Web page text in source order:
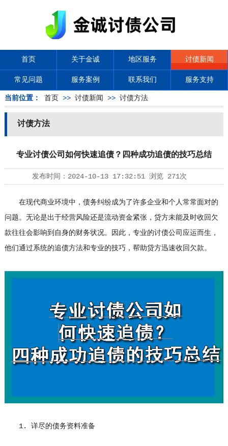
首页 关于金诚 地区服务 讨债新闻
常见问题 服务案例 联系我们 服务支持
当前位置： 首页 >> 讨债新闻 >> 讨债方法
讨债方法
专业讨债公司如何快速追债？四种成功追债的技巧总结
发布时间： 2024-10-13 17:32:51浏览 271次
在现代商业环境中，债务纠纷成为了许多企业和个人常常面对的
问题。无论是出于经营风险还是流动资金紧张，贷方未能及时收回欠
款往往会影响到自身的财务状况。因此，专业的讨债公司 应运而生，
他们通过系统的追债方法和专业的技巧，帮助贷方迅速收回欠款。
1. 详尽的债务资料准备